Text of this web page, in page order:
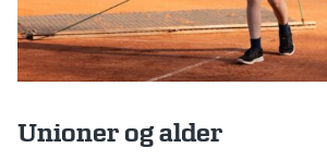
Unioner og alder